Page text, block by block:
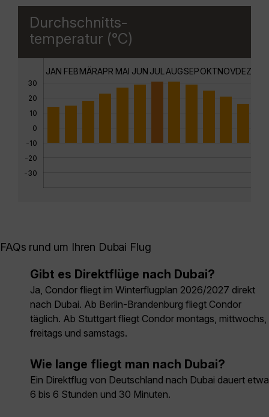
Durchschnitts-
temperatur (°C)
30
20
10
0
-10
-20
-30
JAN FEBMÄRAPR MAI JUN JUL AUGSEPOKTNOVDEZ
FAQs rund um Ihren Dubai Flug
Gibt es Direktflüge nach Dubai?
Ja, Condor fliegt im Winterflugplan 2026/2027 direkt
nach Dubai. Ab Berlin-Brandenburg fliegt Condor
täglich. Ab Stuttgart fliegt Condor montags, mittwochs,
freitags und samstags.
Wie lange fliegt man nach Dubai?
Ein Direktflug von Deutschland nach Dubai dauert etwa
6 bis 6 Stunden und 30 Minuten.